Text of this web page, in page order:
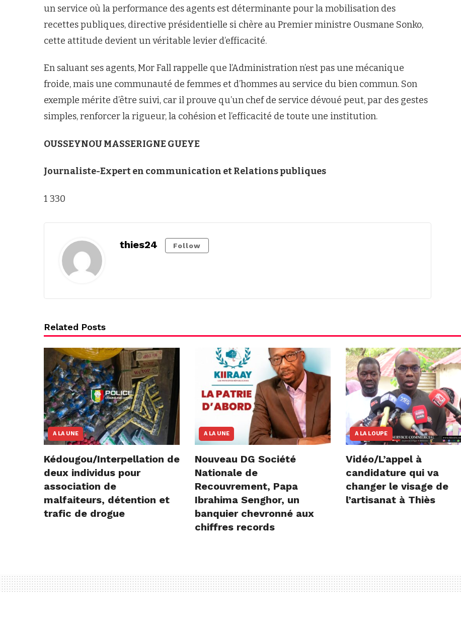
un service où la performance des agents est déterminante pour la mobilisation des
recettes publiques, directive présidentielle si chère au Premier ministre Ousmane Sonko,
cette attitude devient un véritable levier d’efficacité.
En saluant ses agents, Mor Fall rappelle que l’Administration n’est pas une mécanique
froide, mais une communauté de femmes et d’hommes au service du bien commun. Son
exemple mérite d’être suivi, car il prouve qu’un chef de service dévoué peut, par des gestes
simples, renforcer la rigueur, la cohésion et l’efficacité de toute une institution.
OUSSEYNOU MASSERIGNE GUEYE
Journaliste-Expert en communication et Relations publiques
1 330
thies24 Follow
Related Posts
A LA UNE
Kédougou/Interpellation de
deux individus pour
association de
malfaiteurs, détention et
trafic de drogue
A LA UNE
Nouveau DG Société
Nationale de
Recouvrement, Papa
Ibrahima Senghor, un
banquier chevronné aux
chiffres records
A LA LOUPE
Vidéo/L’appel à
candidature qui va
changer le visage de
l’artisanat à Thiès